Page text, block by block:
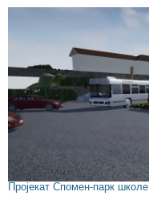
Пројекат Спомен-парк школе